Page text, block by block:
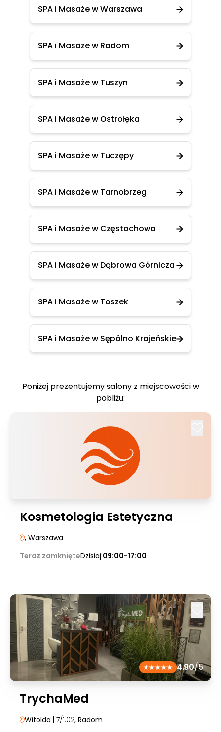
SPA i Masaże w Warszawa
SPA i Masaże w Radom
SPA i Masaże w Tuszyn
SPA i Masaże w Ostrołęka
SPA i Masaże w Tuczępy
SPA i Masaże w Tarnobrzeg
SPA i Masaże w Częstochowa
SPA i Masaże w Dąbrowa Górnicza
SPA i Masaże w Toszek
SPA i Masaże w Sępólno Krajeńskie
Poniżej prezentujemy salony z miejscowości w
pobliżu:
Kosmetologia Estetyczna
, Warszawa
Teraz zamknięteDzisiaj:09:00-17:00
4.90/5
TrychaMed
Witolda | 7/1.02, Radom